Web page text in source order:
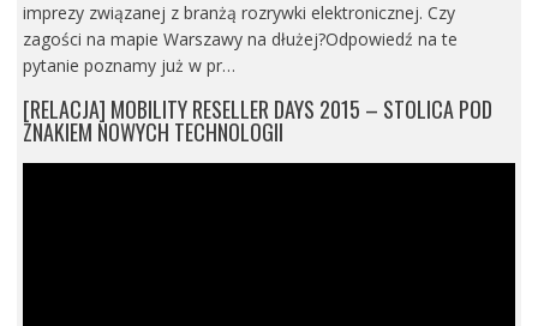
imprezy związanej z branżą rozrywki elektronicznej. Czy
zagości na mapie Warszawy na dłużej?Odpowiedź na te
pytanie poznamy już w pr…
[RELACJA] MOBILITY RESELLER DAYS 2015 – STOLICA POD
ZNAKIEM NOWYCH TECHNOLOGII